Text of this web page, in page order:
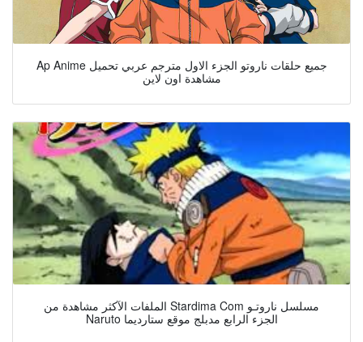
Ap Anime جميع حلقات ناروتو الجزء الاول مترجم عربي تحميل
مشاهدة اون لاين
الملفات الآكثر مشاهدة من Stardima Com مسلسل ناروتـو
Naruto الجزء الرابع مدبلج موقع ستارديما